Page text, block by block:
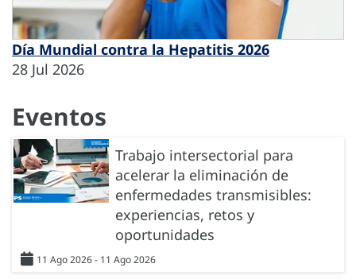
Día Mundial contra la Hepatitis 2026
28 Jul 2026
Eventos
Trabajo intersectorial para
acelerar la eliminación de
enfermedades transmisibles:
experiencias, retos y
oportunidades
11 Ago 2026 - 11 Ago 2026